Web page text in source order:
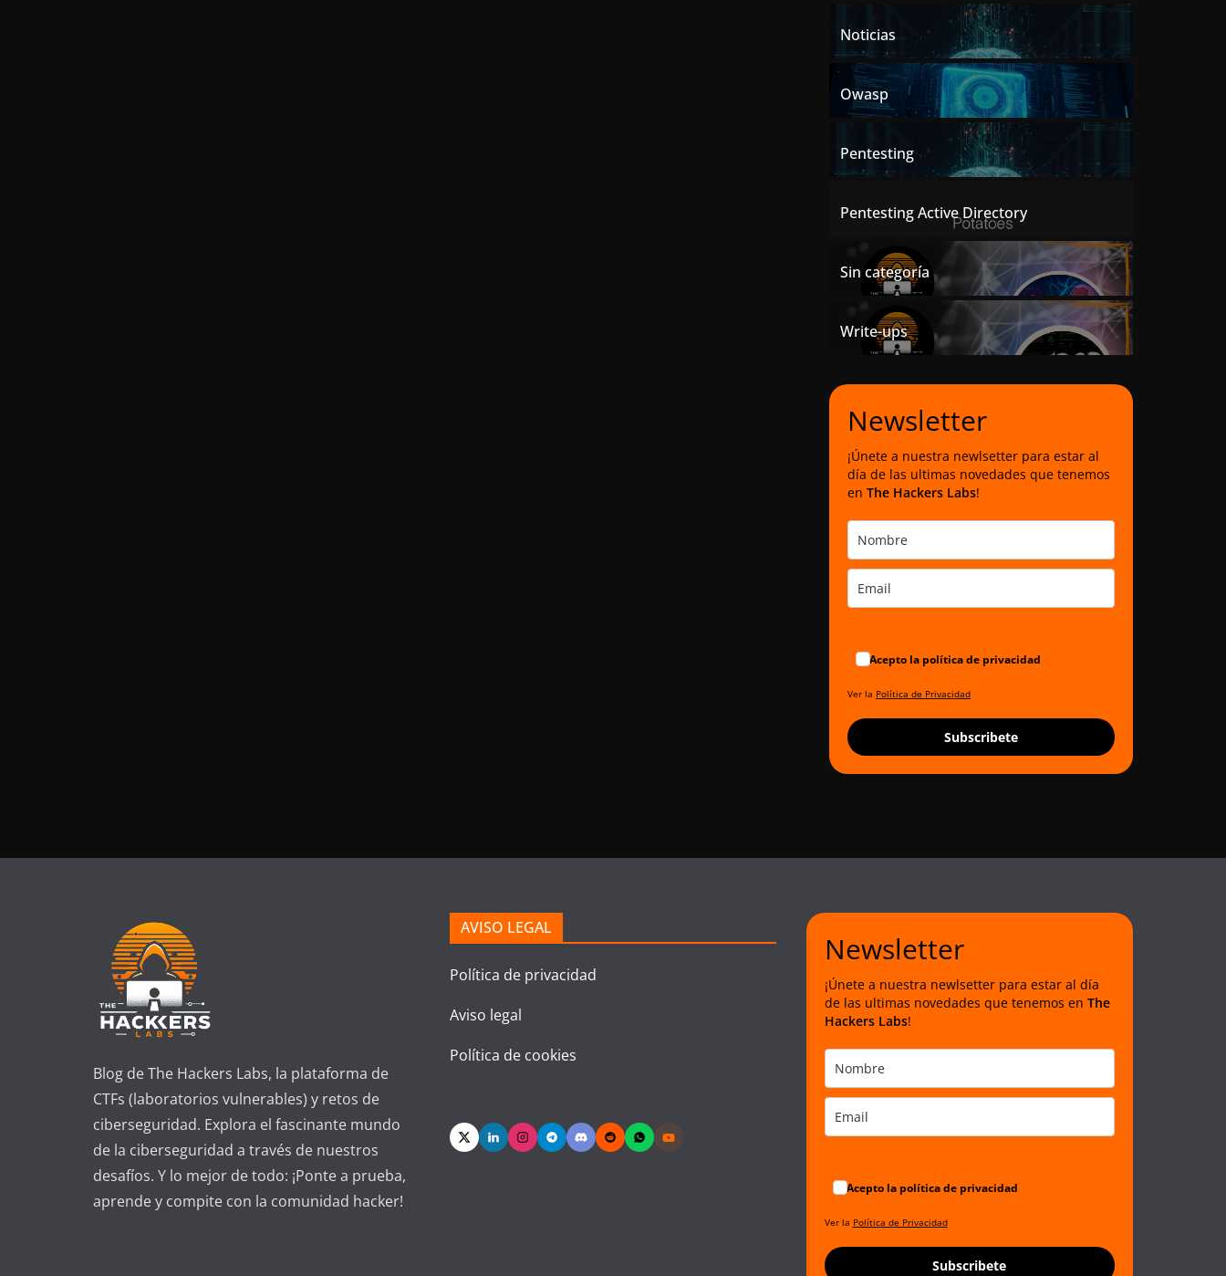
Noticias
Owasp
Pentesting
Pentesting Active Directory
Sin categoría
Write-ups
Newsletter
¡Únete a nuestra newlsetter para estar al
día de las ultimas novedades que tenemos
en The Hackers Labs!
Acepto la política de privacidad
Ver la Política de Privacidad
Subscribete
Blog de The Hackers Labs, la plataforma de
CTFs (laboratorios vulnerables) y retos de
ciberseguridad. Explora el fascinante mundo
de la ciberseguridad a través de nuestros
desafíos. Y lo mejor de todo: ¡Ponte a prueba,
aprende y compite con la comunidad hacker!
AVISO LEGAL
Política de privacidad
Aviso legal
Política de cookies
Newsletter
¡Únete a nuestra newlsetter para estar al día
de las ultimas novedades que tenemos en The
Hackers Labs!
Acepto la política de privacidad
Ver la Política de Privacidad
Subscribete